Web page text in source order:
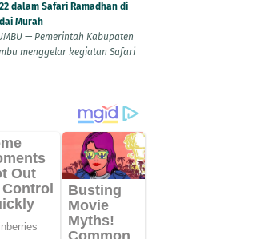
dalam Safari Ramadhan di
Murah
— Pemerintah Kabupaten
menggelar kegiatan Safari